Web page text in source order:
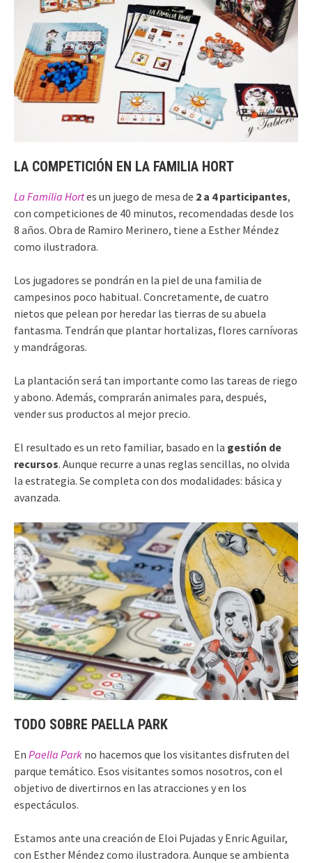
LA COMPETICIÓN EN LA FAMILIA HORT
La Familia Hortes un juego de mesa de 2 a 4 participantes,
con competiciones de 40 minutos, recomendadas desde los
8 años. Obra de Ramiro Merinero, tiene a Esther Méndez
como ilustradora.
Los jugadores se pondrán en la piel de una familia de
campesinos poco habitual. Concretamente, de cuatro
nietos que pelean por heredar las tierras de su abuela
fantasma. Tendrán que plantar hortalizas, flores carnívoras
y mandrágoras.
La plantación será tan importante como las tareas de riego
y abono. Además, comprarán animales para, después,
vender sus productos al mejor precio.
El resultado es un reto familiar, basado en la gestión de
recursos. Aunque recurre a unas reglas sencillas, no olvida
la estrategia. Se completa con dos modalidades: básica y
avanzada.
TODO SOBRE PAELLA PARK
En Paella Park no hacemos que los visitantes disfruten del
parque temático. Esos visitantes somos nosotros, con el
objetivo de divertirnos en las atracciones y en los
espectáculos.
Estamos ante una creación de Eloi Pujadas y Enric Aguilar,
con Esther Méndez como ilustradora. Aunque se ambienta